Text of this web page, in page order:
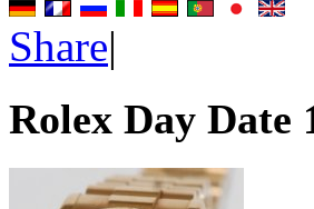
Share|
Rolex Day Date